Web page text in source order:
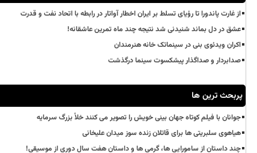
از غارت پاندورا تا رؤیای تسلط بر ایران اخطار آواتار در رابطه با اتحاد نفت و قدرت
عشق در دل بماند شنیدنی شد نتیجه چند ماه تمرین عاشقانه!
اکران ویدئوی بنی در سینماتک خانه هنرمندان
صدابردار و صداگذار پیشکسوت سینما درگذشت
پربحث ترین ها
جوانان با فیلم کوتاه جهان بینی خویش را تصویر می کنند خلأ بزرگ سرمایه
هیاهوی سلبریتی ها برای قاتلان زنده سوز میدان علیخانی
چند داستان از سامورایی ها، گرمی ها و داستان هفت سال دوری از موسیقی!